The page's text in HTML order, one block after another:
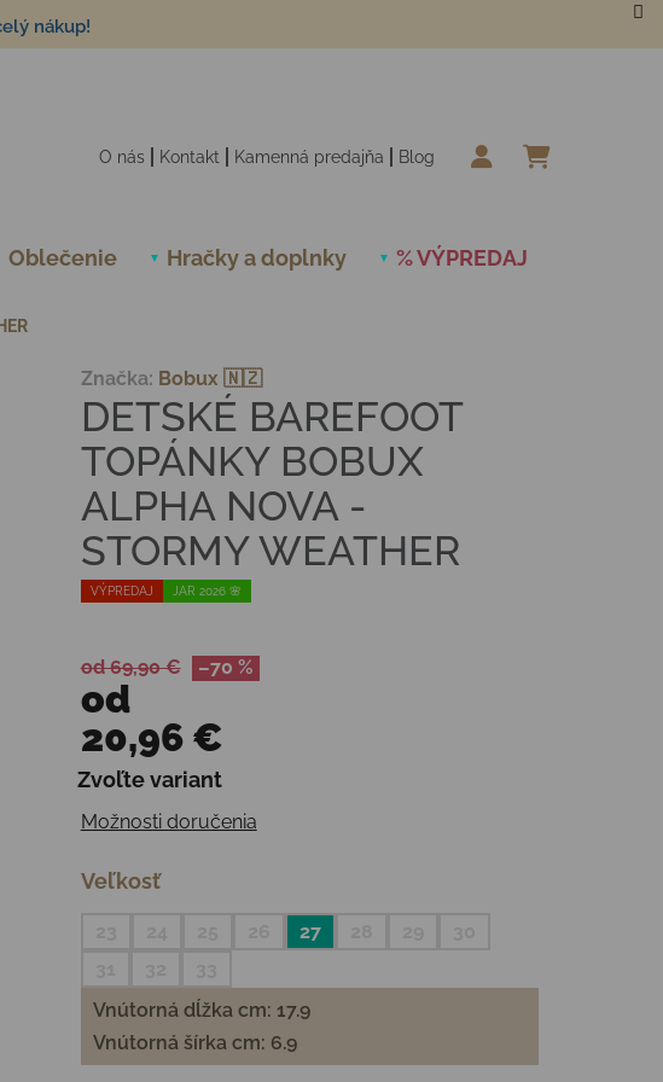
nákup!
O nás Kontakt Kamenná predajňa Blog
Oblečenie Hračky a doplnky % VÝPREDAJ
VÝPREDAJ JAR 2026 🌸
DETSKÉ BAREFOOT
TOPÁNKY BOBUX
ALPHA NOVA -
STORMY WEATHER
Značka: Bobux 🇳🇿
od 69,90 € –70 %
od
20,96 €
Jednotková cena:
Zvoľte variant
Možnosti doručenia
Veľkosť
27
Vnútorná dĺžka cm: 17.9
Vnútorná šírka cm: 6.9